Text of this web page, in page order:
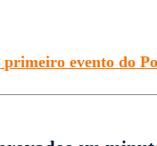
evento do